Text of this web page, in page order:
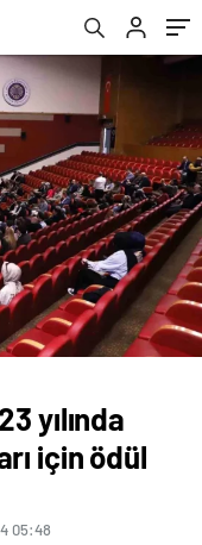
yılında
için ödül
05:48